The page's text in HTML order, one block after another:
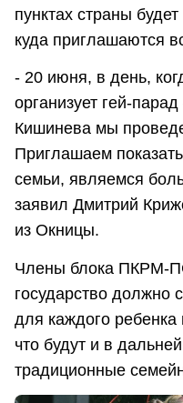
пунктах страны
куда приглашаются
- 20 июня, в день,
организует гей-
Кишинева мы
Приглашаем
семьи, являемся
заявил Дмитрий
из Окницы.
Члены блока ПКРМ-
государство должно
для каждого
что будут и в
традиционные